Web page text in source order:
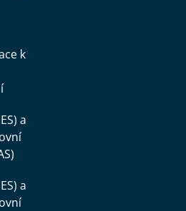
k
a
a